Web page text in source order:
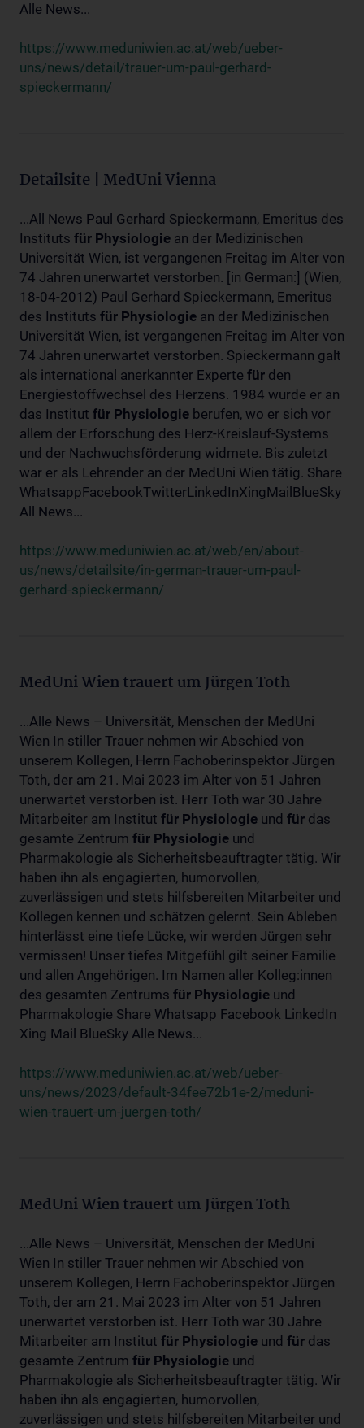
Alle News...
https://www.meduniwien.ac.at/web/ueber-
uns/news/detail/trauer-um-paul-gerhard-
spieckermann/
Detailsite | MedUni Vienna
...All News Paul Gerhard Spieckermann, Emeritus des
Instituts für Physiologie an der Medizinischen
Universität Wien, ist vergangenen Freitag im Alter von
74 Jahren unerwartet verstorben. [in German:] (Wien,
18-04-2012) Paul Gerhard Spieckermann, Emeritus
des Instituts für Physiologie an der Medizinischen
Universität Wien, ist vergangenen Freitag im Alter von
74 Jahren unerwartet verstorben. Spieckermann galt
als international anerkannter Experte für den
Energiestoffwechsel des Herzens. 1984 wurde er an
das Institut für Physiologie berufen, wo er sich vor
allem der Erforschung des Herz-Kreislauf-Systems
und der Nachwuchsförderung widmete. Bis zuletzt
war er als Lehrender an der MedUni Wien tätig. Share
WhatsappFacebookTwitterLinkedInXingMailBlueSky
All News...
https://www.meduniwien.ac.at/web/en/about-
us/news/detailsite/in-german-trauer-um-paul-
gerhard-spieckermann/
MedUni Wien trauert um Jürgen Toth
...Alle News – Universität, Menschen der MedUni
Wien In stiller Trauer nehmen wir Abschied von
unserem Kollegen, Herrn Fachoberinspektor Jürgen
Toth, der am 21. Mai 2023 im Alter von 51 Jahren
unerwartet verstorben ist. Herr Toth war 30 Jahre
Mitarbeiter am Institut für Physiologie und für das
gesamte Zentrum für Physiologie und
Pharmakologie als Sicherheitsbeauftragter tätig. Wir
haben ihn als engagierten, humorvollen,
zuverlässigen und stets hilfsbereiten Mitarbeiter und
Kollegen kennen und schätzen gelernt. Sein Ableben
hinterlässt eine tiefe Lücke, wir werden Jürgen sehr
vermissen! Unser tiefes Mitgefühl gilt seiner Familie
und allen Angehörigen. Im Namen aller Kolleg:innen
des gesamten Zentrums für Physiologie und
Pharmakologie Share Whatsapp Facebook LinkedIn
Xing Mail BlueSky Alle News...
https://www.meduniwien.ac.at/web/ueber-
uns/news/2023/default-34fee72b1e-2/meduni-
wien-trauert-um-juergen-toth/
MedUni Wien trauert um Jürgen Toth
...Alle News – Universität, Menschen der MedUni
Wien In stiller Trauer nehmen wir Abschied von
unserem Kollegen, Herrn Fachoberinspektor Jürgen
Toth, der am 21. Mai 2023 im Alter von 51 Jahren
unerwartet verstorben ist. Herr Toth war 30 Jahre
Mitarbeiter am Institut für Physiologie und für das
gesamte Zentrum für Physiologie und
Pharmakologie als Sicherheitsbeauftragter tätig. Wir
haben ihn als engagierten, humorvollen,
zuverlässigen und stets hilfsbereiten Mitarbeiter und